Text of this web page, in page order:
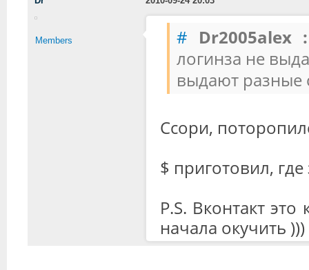
Members # Dr2005alex :
логинза не
выдают разные
Ссори,
$ приготовил,
P.S. Вконтакт
начала окучить